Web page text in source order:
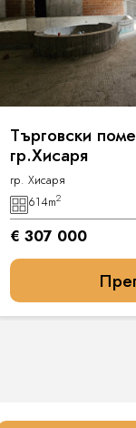
Търговски
гр.Хисаря
гр. Хисаря
614m2
€ 307 000